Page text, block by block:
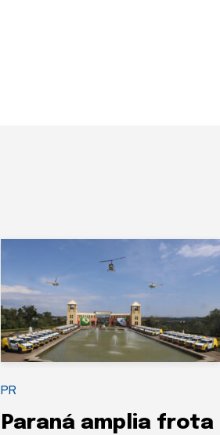
PR
Paraná amplia frota